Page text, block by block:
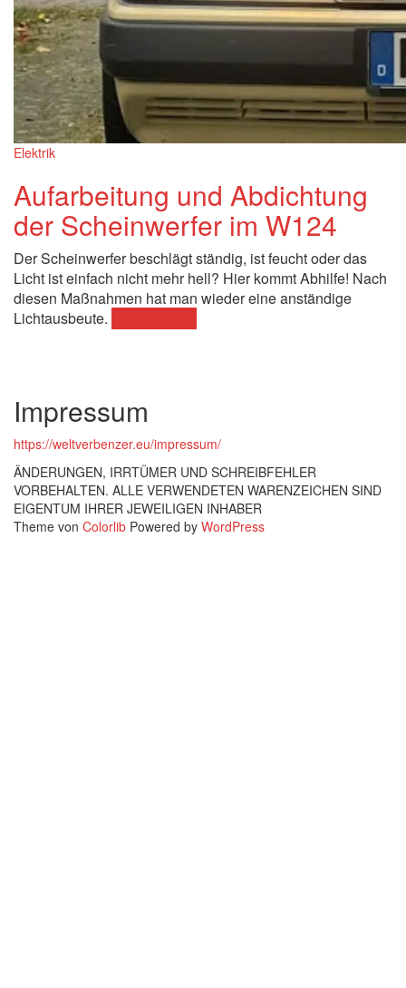
Elektrik
Aufarbeitung und Abdichtung
der Scheinwerfer im W124
Der Scheinwerfer beschlägt ständig, ist feucht oder das
Licht ist einfach nicht mehr hell? Hier kommt Abhilfe! Nach
diesen Maßnahmen hat man wieder eine anständige
Lichtausbeute.
und
im
W124“
Impressum
https://weltverbenzer.eu/impressum/
ÄNDERUNGEN, IRRTÜMER UND SCHREIBFEHLER
VORBEHALTEN. ALLE VERWENDETEN WARENZEICHEN SIND
EIGENTUM IHRER JEWEILIGEN INHABER
Theme von Colorlib Powered by WordPress